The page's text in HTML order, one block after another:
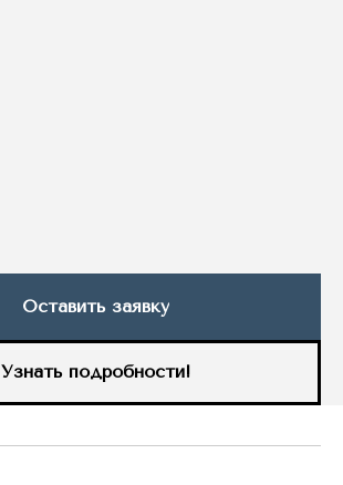
Оставить заявку
Узнать подробности!